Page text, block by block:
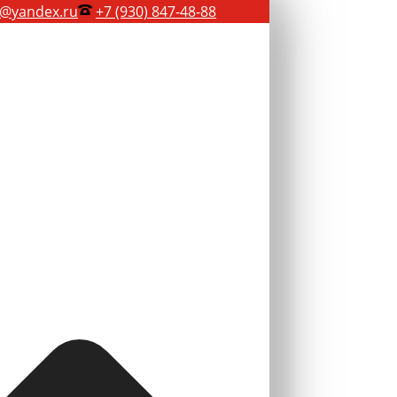
+7 (930) 847-48-88